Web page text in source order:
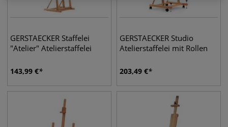
GERSTAECKER Staffelei
"Atelier" Atelierstaffelei
143,99 €
GERSTAECKER Studio
Atelierstaffelei mit Rollen
203,49 €